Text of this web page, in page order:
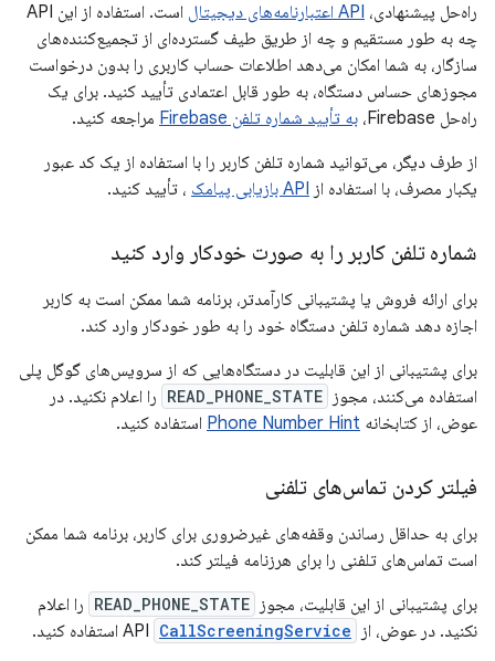
راه‌حل پیشنهادی، API اعتبارنامه‌های دیجیتال
است. استفاده از این API
چه به طور مستقیم و چه از طریق طیف گسترده‌ای از تجمیع‌کننده‌های
سازگار، به شما امکان می‌دهد اطلاعات حساب کاربری را بدون درخواست
مجوزهای حساس دستگاه، به طور قابل اعتمادی تأیید کنید. برای یک
راه‌حل Firebase،
به تأیید شماره تلفن Firebase
مراجعه کنید.
از طرف دیگر، می‌توانید شماره تلفن کاربر را با استفاده از یک کد عبور
یکبار مصرف، با استفاده از API بازیابی پیامک ، تأیید کنید.
شماره تلفن کاربر را به صورت خودکار وارد کنید
برای ارائه فروش یا پشتیبانی کارآمدتر، برنامه شما ممکن است به کاربر
اجازه دهد شماره تلفن دستگاه خود را به طور خودکار وارد کند.
برای پشتیبانی از این قابلیت در دستگاه‌هایی که از سرویس‌های گوگل پلی
استفاده می‌کنند، مجوز READ_PHONE_STATE را اعلام نکنید. در
عوض، از کتابخانه Phone Number Hint استفاده کنید.
فیلتر کردن تماس‌های تلفنی
برای به حداقل رساندن وقفه‌های غیرضروری برای کاربر، برنامه شما ممکن
است تماس‌های تلفنی را برای هرزنامه فیلتر کند.
برای پشتیبانی از این قابلیت، مجوز READ_PHONE_STATE را اعلام
نکنید. در عوض، از API
CallScreeningService استفاده کنید.